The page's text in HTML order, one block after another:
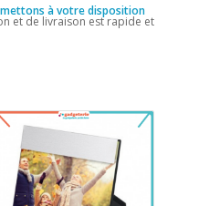
à votre disposition
et de livraison est rapide et